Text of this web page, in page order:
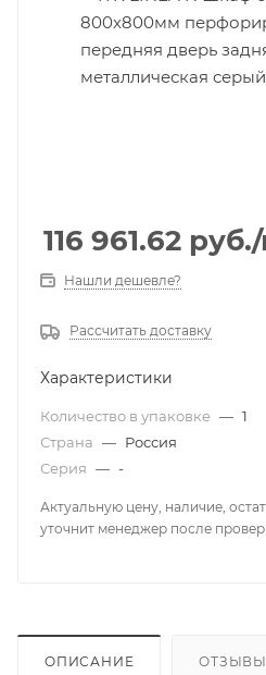
116 961.62 руб.
Нашли дешевле?
Рассчитать доставку
Характеристики
Количество в упаковке — 1
Страна — Россия
Серия — -
Актуальную цену, наличие,
уточнит менеджер после
ОПИСАНИЕ ОТЗЫВЫ